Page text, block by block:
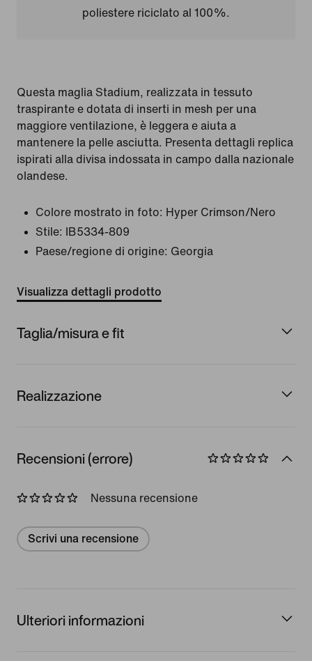
poliestere riciclato al 100%.
Questa maglia Stadium, realizzata in tessuto
traspirante e dotata di inserti in mesh per una
maggiore ventilazione, è leggera e aiuta a
mantenere la pelle asciutta. Presenta dettagli replica
ispirati alla divisa indossata in campo dalla nazionale
olandese.
Colore mostrato in foto: Hyper Crimson/Nero
Stile:
IB5334-809
Paese/regione di origine: Georgia
Visualizza dettagli prodotto
Taglia/misura e fit
Realizzazione
Recensioni (errore)
Nessuna recensione
Scrivi una recensione
Ulteriori informazioni